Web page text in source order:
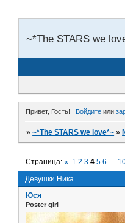
~*The STARS we
Привет, Гость! Войдитеили
»~*The STARS we love*~ »
Девушки Ника
Страница:« 1 2 3 4 5 6 …
Юся
Poster girl